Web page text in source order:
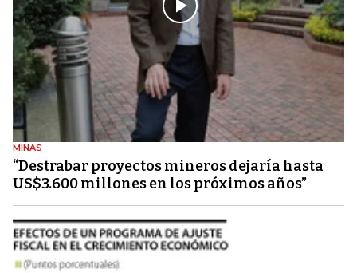
MINAS
“Destrabar proyectos mineros dejaría hasta
US$3.600 millones en los próximos años”